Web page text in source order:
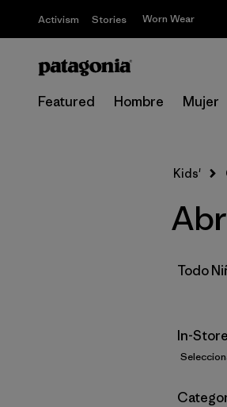
Activism Stories Worn Wear
Featured Hombre Mujer
Kids'
Todo
In-
Filtrar